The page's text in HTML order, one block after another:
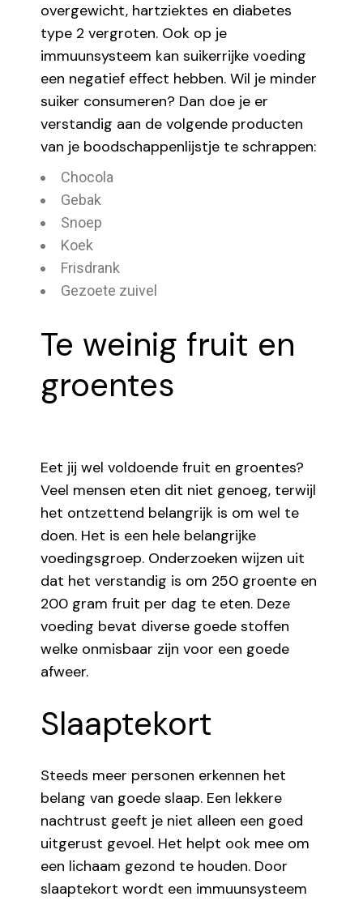
overgewicht, hartziektes en diabetes
type 2 vergroten. Ook op je
immuunsysteem kan suikerrijke voeding
een negatief effect hebben. Wil je minder
suiker consumeren? Dan doe je er
verstandig aan de volgende producten
van je boodschappenlijstje te schrappen:
Chocola
Gebak
Snoep
Koek
Frisdrank
Gezoete zuivel
Te weinig fruit en
groentes
Eet jij wel voldoende fruit en groentes?
Veel mensen eten dit niet genoeg, terwijl
het ontzettend belangrijk is om wel te
doen. Het is een hele belangrijke
voedingsgroep. Onderzoeken wijzen uit
dat het verstandig is om 250 groente en
200 gram fruit per dag te eten. Deze
voeding bevat diverse goede stoffen
welke onmisbaar zijn voor een goede
afweer.
Slaaptekort
Steeds meer personen erkennen het
belang van goede slaap. Een lekkere
nachtrust geeft je niet alleen een goed
uitgerust gevoel. Het helpt ook mee om
een lichaam gezond te houden. Door
slaaptekort wordt een immuunsysteem